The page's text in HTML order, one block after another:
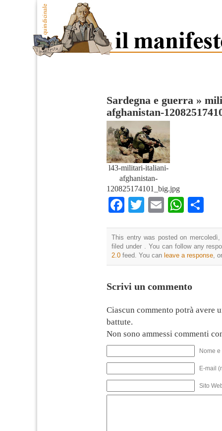
Sardegna e guerra »
afghanistan-
l43-militari-italiani-
afghanistan-
120825174101_big.jpg
Facebook
TwitterEmail
This entry was posted on
filed under . You can follow any
2.0 feed. You can leave a response,
Scrivi un commento
Ciascun commento potrà avere
battute.
Non sono ammessi commenti
Nome
E-mail
Sito